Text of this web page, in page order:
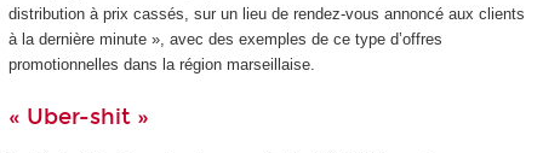
distribution à prix cassés, sur un lieu de rendez-vous annoncé aux clients
à la dernière minute », avec des exemples de ce type d’offres
promotionnelles dans la région marseillaise.
« Uber-shit »